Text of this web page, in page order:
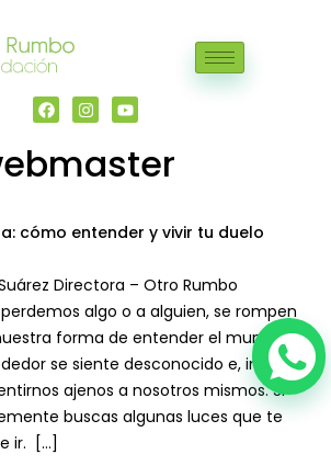
cómo entender y vivir tu duelo
Directora – Otro Rumbo
algo o a alguien, se rompen
forma de entender el mundo.
se siente desconocido e, incluso,
ajenos a nosotros mismos. Si
buscas algunas luces que te
ir. […]